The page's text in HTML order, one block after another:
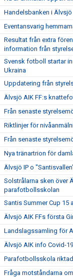
Handelsbanken i
Eventansvarig
Resultat från extra
information från
Svensk fotboll startar
Ukraina
Uppdatering från
Älvsjö AIK FF:s
Från senaste
Riktlinjer för
Från senaste
Nya tränartrion för
Älvsjö IP o
Solstrålarna sken över
parafotbollsskolan
Santis Summer Cup 15
Älvsjö AIK FFs första
Landslagssamling för
Älvsjö AIK info Covid-19
Parafotbollsskola
Fråga motståndarna